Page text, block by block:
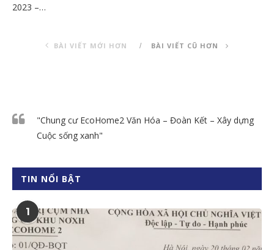
2023 –…
BÀI VIẾT MỚI HƠN BÀI VIẾT CŨ HƠN
"Chung cư EcoHome2 Văn Hóa – Đoàn Kết – Xây dựng
Cuộc sống xanh"
TIN NỔI BẬT
1